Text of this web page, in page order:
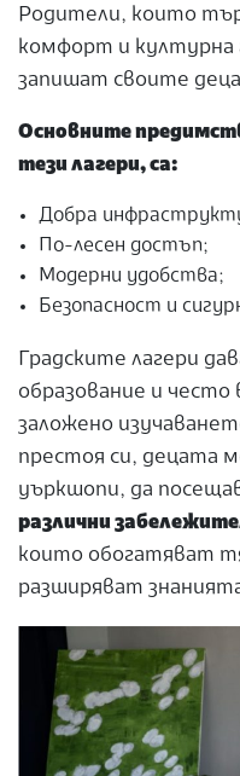
Родители, които
комфорт и
запишат своите деца
Основните
тези лагери, са:
Добра
По-лесен достъп;
Модерни удобства;
Безопасност и
Градските лагери
образование и
заложено
престоя си, децата
уъркшопи, да
различни
които обогатяват
разширяват